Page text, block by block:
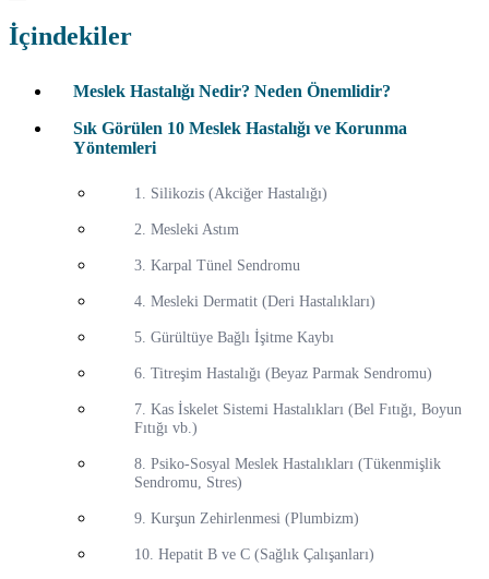
İçindekiler
Meslek Hastalığı Nedir? Neden Önemlidir?
Sık Görülen 10 Meslek Hastalığı ve Korunma
Yöntemleri
1. Silikozis (Akciğer Hastalığı)
2. Mesleki Astım
3. Karpal Tünel Sendromu
4. Mesleki Dermatit (Deri Hastalıkları)
5. Gürültüye Bağlı İşitme Kaybı
6. Titreşim Hastalığı (Beyaz Parmak Sendromu)
7. Kas İskelet Sistemi Hastalıkları (Bel Fıtığı, Boyun
Fıtığı vb.)
8. Psiko-Sosyal Meslek Hastalıkları (Tükenmişlik
Sendromu, Stres)
9. Kurşun Zehirlenmesi (Plumbizm)
10. Hepatit B ve C (Sağlık Çalışanları)